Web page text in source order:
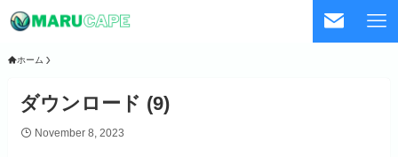
ホーム
ダウンロード (9)
November 8, 2023